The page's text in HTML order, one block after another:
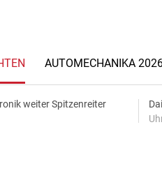
AUTOMECHANIKA
weiter Spitzenreiter